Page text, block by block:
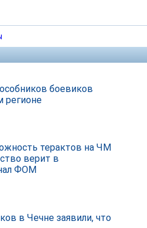
боевиков
регионе
терактов на ЧМ
верит в
ФОМ
в Чечне заявили, что